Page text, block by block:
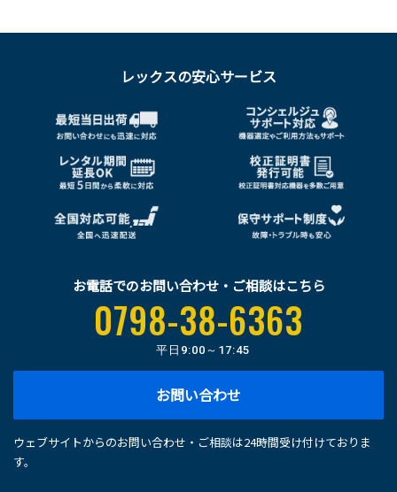
レックスの安心サービス
お電話でのお問い合わせ・ご相談はこちら
0798-38-6363
平日 9:00～17:45
お問い合わせ
ウェブサイトからのお問い合わせ・ご相談は24時間受け付けておりま
す。